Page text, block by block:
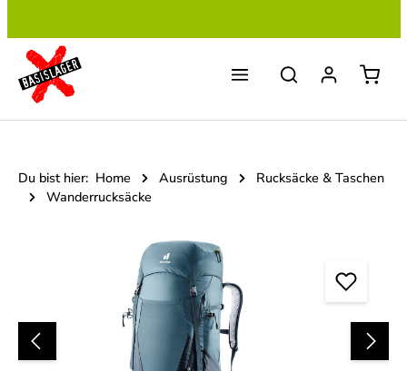
Du bist hier: Home Ausrüstung
Rucksäcke & Taschen
Wanderrucksäcke
Bildergalerie überspringen